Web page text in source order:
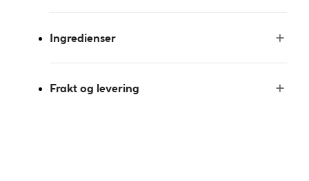
Ingredienser
Frakt og levering